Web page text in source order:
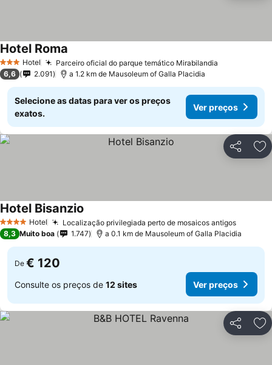
3 EstrelasHotel Parceiro oficial do parque temático Mirabilandia
Hotel Roma
6,6 2.091 a 1.2 km de Mausoleum of Galla Placidia
Selecione as datas para ver os preços
exatos.
Ver preços
Partilhar
4 EstrelasHotel Localização privilegiada perto de mosaicos antigos
Hotel Bisanzio
8,3 Muito boa 1.747 a 0.1 km de Mausoleum of Galla Placidia
De € 120
Consulte os preços de 12 sites Ver preços
Partilhar